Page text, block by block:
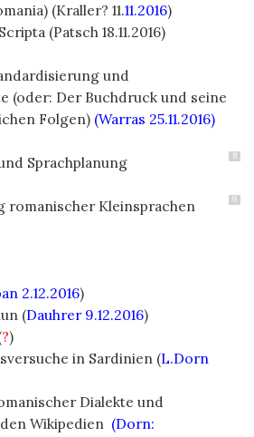
(Kraller? 11.11.2016)
(Patsch 18.11.2016)
und
(oder: Der Buchdruck und seine
Folgen) (Warras 25.11.2016)
8
Sprachplanung
9
romanischer Kleinsprachen
2.12.2016)
(Dauhrer 9.12.2016)
?)
in Sardinien (L.Dorn
Dialekte und
Wikipedien (Dorn: